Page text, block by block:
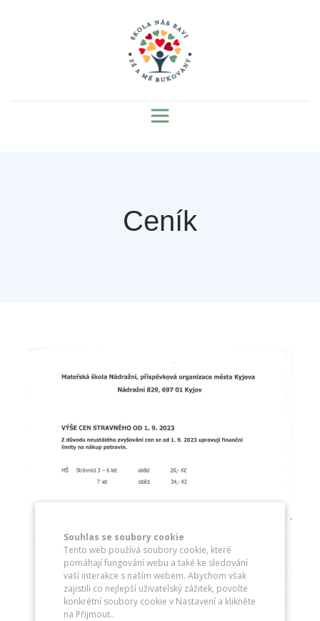
Souhlas se soubory cookie
Tento web používá soubory cookie, které
pomáhají fungování webu a také ke sledování
vaší interakce s naším webem. Abychom však
zajistili co nejlepší uživatelský zážitek, povolte
konkrétní soubory cookie v Nastavení a klikněte
na Přijmout..
Ceník